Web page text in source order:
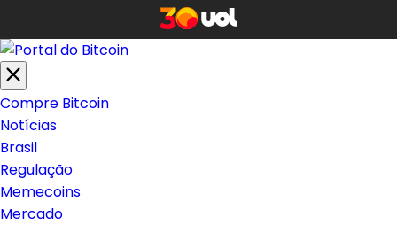
Compre Bitcoin
Notícias
Brasil
Regulação
Memecoins
Mercado